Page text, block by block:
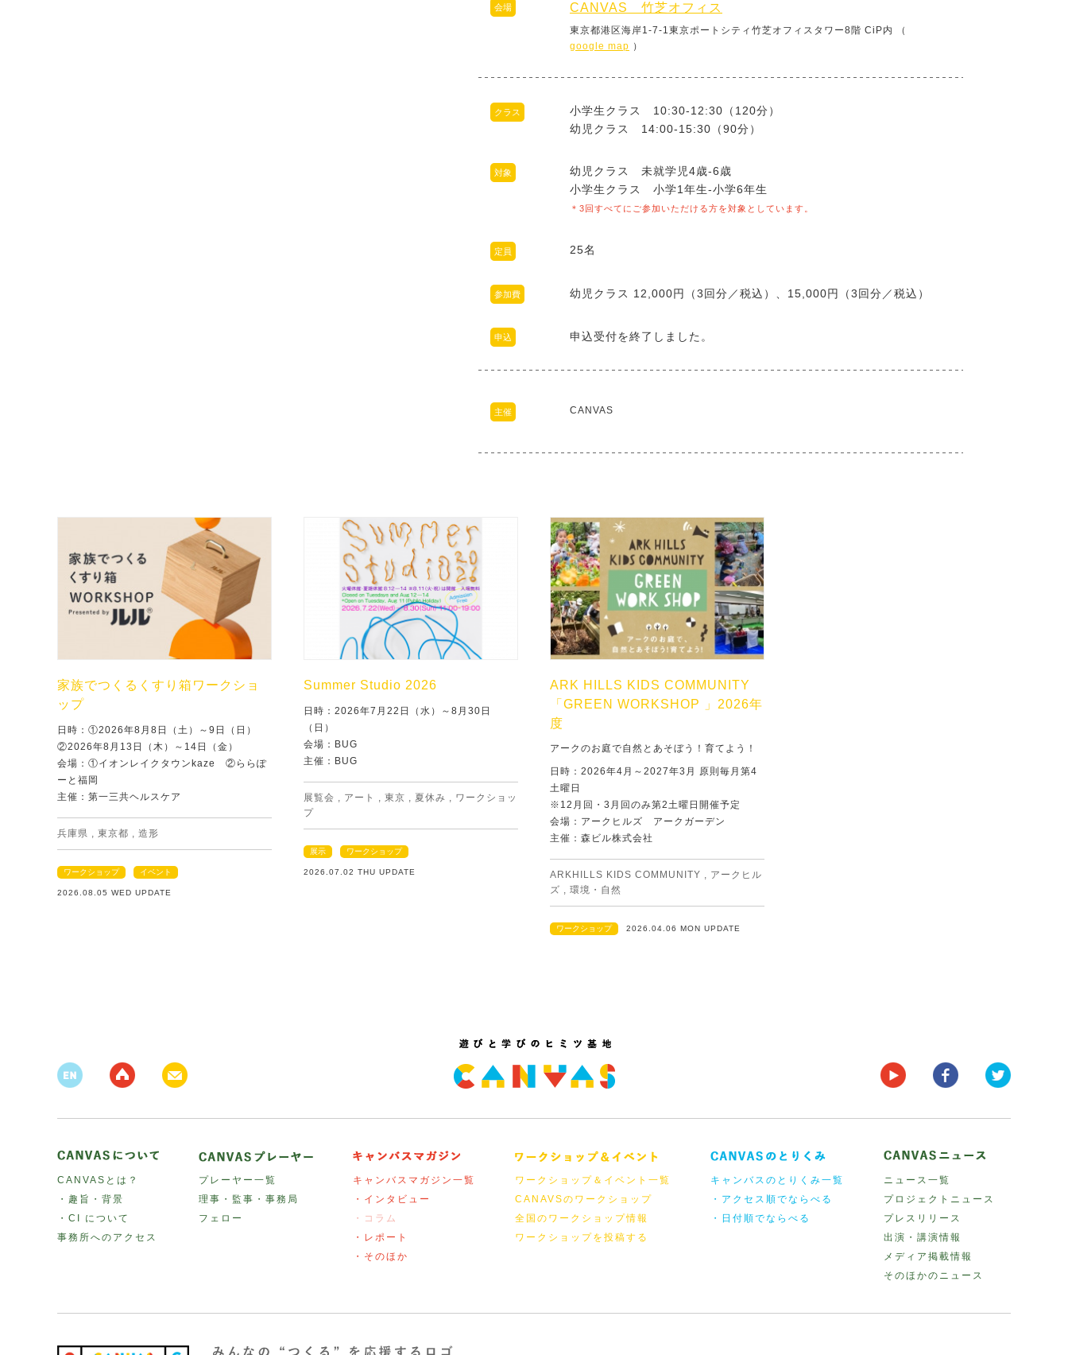
会場 CANVAS 竹芝オフィス
東京都港区海岸1-7-1東京ポートシティ竹芝オフィスタワー8階 CiP内 （
google map ）
クラス
小学生クラス 10:30-12:30（120分）
幼児クラス 14:00-15:30（90分）
対象
幼児クラス 未就学児4歳‐6歳
小学生クラス 小学1年生‐小学6年生
＊3回すべてにご参加いただける方を対象としています。
定員 25名
参加費 幼児クラス 12,000円（3回分／税込）、15,000円（3回分／税込）
申込 申込受付を終了しました。
主催 CANVAS
家族でつくるくすり箱ワークショ
ップ
日時：①2026年8月8日（土）～9日（日）
②2026年8月13日（木）～14日（金）
会場：①イオンレイクタウンkaze ②ららぽ
ーと福岡
主催：第一三共ヘルスケア
兵庫県 , 東京都 , 造形
ワークショップ イベント
2026.08.05 WED UPDATE
Summer Studio 2026
日時：2026年7月22日（水）～8月30日
（日）
会場：BUG
主催：BUG
展覧会 , アート , 東京 , 夏休み , ワークショッ
プ
展示 ワークショップ
2026.07.02 THU UPDATE
ARK HILLS KIDS COMMUNITY
「GREEN WORKSHOP 」2026年
度
アークのお庭で自然とあそぼう！育てよう！
日時：2026年4月～2027年3月 原則毎月第4
土曜日
※12月回・3月回のみ第2土曜日開催予定
会場：アークヒルズ アークガーデン
主催：森ビル株式会社
ARKHILLS KIDS COMMUNITY , アークヒル
ズ , 環境・自然
ワークショップ 2026.04.06 MON UPDATE
CANVASとは？
・趣旨・背景
・CI について
事務所へのアクセス
プレーヤー一覧
理事・監事・事務局
フェロー
キャンバスマガジン一覧
・インタビュー
・コラム
・レポート
・そのほか
ワークショップ＆イベント一覧
CANAVSのワークショップ
全国のワークショップ情報
ワークショップを投稿する
キャンバスのとりくみ一覧
・アクセス順でならべる
・日付順でならべる
ニュース一覧
プロジェクトニュース
プレスリリース
出演・講演情報
メディア掲載情報
そのほかのニュース